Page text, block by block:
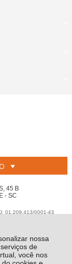
nossa
de
você nos
45 B
- SC
01.209.413/0001-43